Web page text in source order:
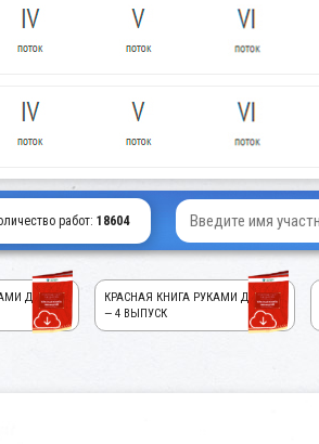
работ: 18604
ДЕТЕЙ!
КРАСНАЯ КНИГА РУКАМИ ДЕТЕЙ!
— 4 ВЫПУСК